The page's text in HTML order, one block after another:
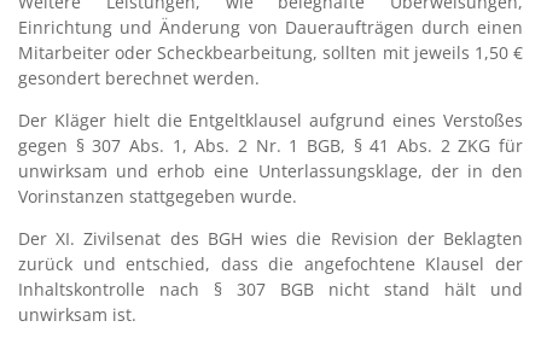
Einrichtung und Änderung von Daueraufträgen durch einen
Mitarbeiter oder Scheckbearbeitung, sollten mit jeweils 1,50 €
gesondert berechnet werden.
Der Kläger hielt die Entgeltklausel aufgrund eines Verstoßes
gegen § 307 Abs. 1, Abs. 2 Nr. 1 BGB, § 41 Abs. 2 ZKG für
unwirksam und erhob eine Unterlassungsklage, der in den
Vorinstanzen stattgegeben wurde.
Der XI. Zivilsenat des BGH wies die Revision der Beklagten
zurück und entschied, dass die angefochtene Klausel der
Inhaltskontrolle nach § 307 BGB nicht stand hält und
unwirksam ist.